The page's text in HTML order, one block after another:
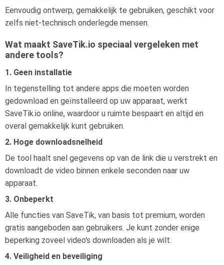
Eenvoudig ontwerp, gemakkelijk te gebruiken, geschikt voor
zelfs niet-technisch onderlegde mensen.
Wat maakt SaveTik.io speciaal vergeleken met
andere tools?
1. Geen installatie
In tegenstelling tot andere apps die moeten worden
gedownload en geïnstalleerd op uw apparaat, werkt
SaveTik.io online, waardoor u ruimte bespaart en altijd en
overal gemakkelijk kunt gebruiken.
2. Hoge downloadsnelheid
De tool haalt snel gegevens op van de link die u verstrekt en
downloadt de video binnen enkele seconden naar uw
apparaat.
3. Onbeperkt
Alle functies van SaveTik, van basis tot premium, worden
gratis aangeboden aan gebruikers. Je kunt zonder enige
beperking zoveel video's downloaden als je wilt.
4. Veiligheid en beveiliging